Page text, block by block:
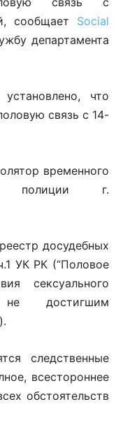
сообщает Social
департамента
что
связь с 14-
временного
полиции г.
досудебных
УК РК (“Половое
сексуального
достигшим
следственные
всестороннее
обстоятельств